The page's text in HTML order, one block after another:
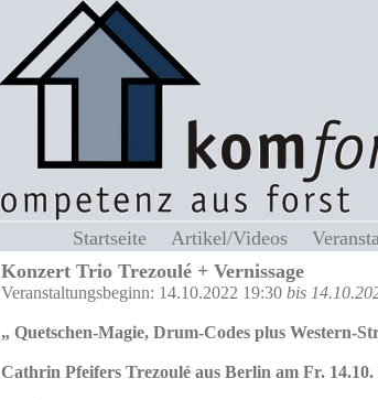
Startseite Artikel/Videos
Konzert Trio Trezoulé + Vernissage
Veranstaltungsbeginn: 14.10.2022 19:30 bis
„ Quetschen-Magie, Drum-Codes plus Western-
Cathrin Pfeifers Trezoulé aus Berlin am Fr. 14.10.